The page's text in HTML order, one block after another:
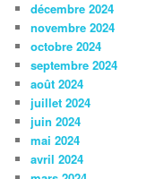
décembre 2024
novembre 2024
octobre 2024
septembre 2024
août 2024
juillet 2024
juin 2024
mai 2024
avril 2024